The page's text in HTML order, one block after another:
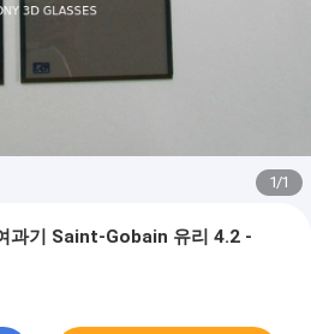
1/1
과기 Saint-Gobain 유리 4.2 -